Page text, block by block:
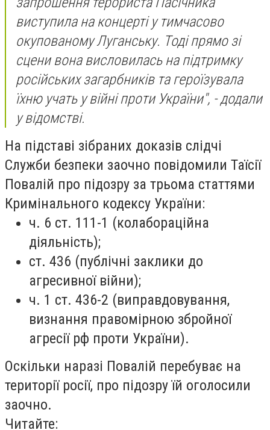
виступила на концерті у тимчасово
окупованому Луганську. Тоді прямо зі
сцени вона висловилась на підтримку
російських загарбників та героїзувала
їхню учать у війні проти України", - додали
у відомстві.
На підставі зібраних доказів слідчі
Служби безпеки заочно повідомили Таїсії
Повалій про підозру за трьома статтями
Кримінального кодексу України:
⁠ч. 6 ст. 111-1 (колабораційна
діяльність);
⁠ст. 436 (публічні заклики до
агресивної війни);
⁠ч. 1 ст. 436-2 (виправдовування,
визнання правомірною збройної
агресії рф проти України).
Оскільки наразі Повалій перебуває на
території росії, про підозру їй оголосили
заочно.
Читайте: